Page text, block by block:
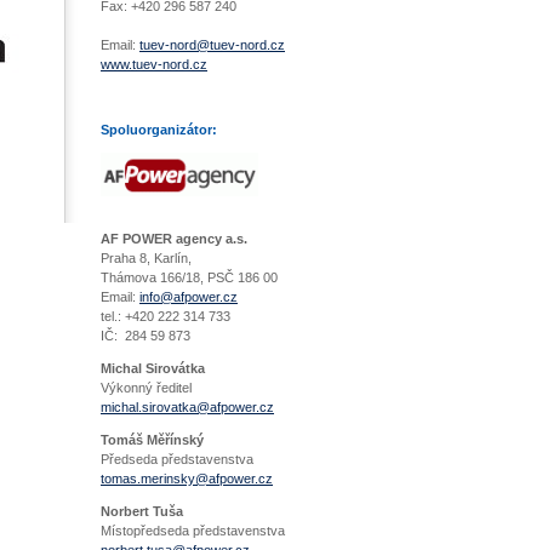
Fax: +420 296 587 240
Email: tuev-nord@tuev-nord.cz
www.tuev-nord.cz
Spoluorganizátor:
AF POWER agency a.s.
Praha 8, Karlín,
Thámova 166/18, PSČ 186 00
Email: info@afpower.cz
tel.: +420 222 314 733
IČ: 284 59 873
Michal Sirovátka
Výkonný ředitel
michal.sirovatka@afpower.cz
Tomáš Měřínský
Předseda představenstva
tomas.merinsky@afpower.cz
Norbert Tuša
Místopředseda představenstva